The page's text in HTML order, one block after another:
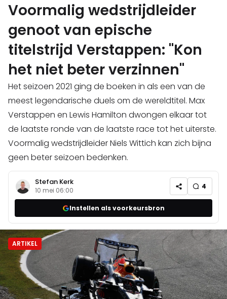
Voormalig wedstrijdleider
genoot van epische
titelstrijd Verstappen: "Kon
het niet beter verzinnen"
Het seizoen 2021 ging de boeken in als een van de
meest legendarische duels om de wereldtitel. Max
Verstappen en Lewis Hamilton dwongen elkaar tot
de laatste ronde van de laatste race tot het uiterste.
Voormalig wedstrijdleider Niels Wittich kan zich bijna
geen beter seizoen bedenken.
Stefan Kerk
10 mei 06:00 4
Instellen als voorkeursbron
ARTIKEL